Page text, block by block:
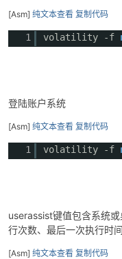
[Asm] 纯文本查看 复制代码
1 volatility -f
登陆账户系统
[Asm] 纯文本查看 复制代码
1 volatility -f
userassist键值包含系统
行次数、最后一次执行时
[Asm] 纯文本查看 复制代码